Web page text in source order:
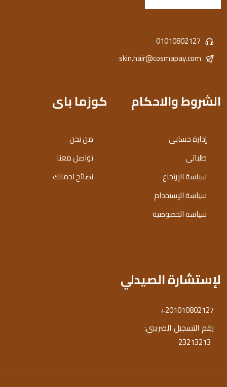
01010802127
skin.hair@cosmapay.com
الشروط والاحكام
إدارة حسابى
طلباتى
سياسة الإرتجاع
سياسة الإستخدام
سياسة الخصوصية
كوزما باى
من نحن
تواصل معنا
نصائح لجمالك
لإستشارة الصيدلي
+201010802127
رقم التسجيل الضريبي:
23213213